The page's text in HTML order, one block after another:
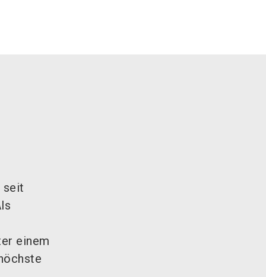
seit
einem